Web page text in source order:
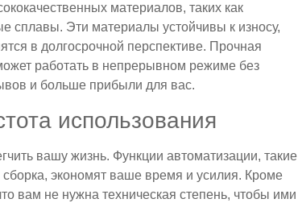
материалов, таких как
сплавы. Эти материалы устойчивы к износу,
в долгосрочной перспективе. Прочная
работать в непрерывном режиме без
и больше прибыли для вас.
использования
вашу жизнь. Функции автоматизации, такие
сборка, экономят ваше время и усилия. Кроме
вам не нужна техническая степень, чтобы ими